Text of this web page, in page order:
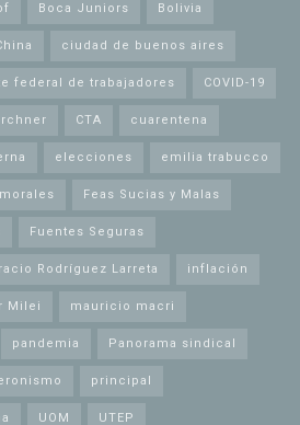
Boca Juniors Bolivia
ciudad de buenos aires
federal de trabajadores COVID-19
CTA cuarentena
elecciones emilia trabucco
Feas Sucias y Malas
Fuentes Seguras
Rodríguez Larreta inflación
Milei mauricio macri
pandemia Panorama sindical
principal
UOM UTEP